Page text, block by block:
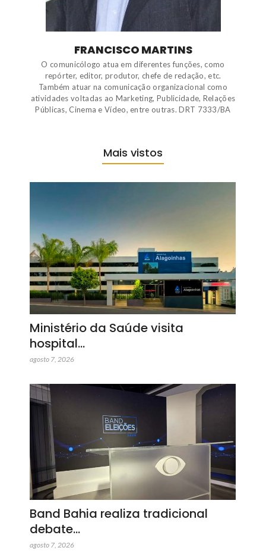
FRANCISCO MARTINS
O comunicólogo atua em diferentes funções, como
repórter, editor, produtor, chefe de redação, etc.
Também atuar na comunicação organizacional como
atividades voltadas ao Marketing, Publicidade, Relações
Públicas, Cinema e Vídeo, entre outras. DRT 7333/BA
Mais vistos
Ministério da Saúde visita
hospital…
agosto 7, 2026
Band Bahia realiza tradicional
debate…
agosto 7, 2026